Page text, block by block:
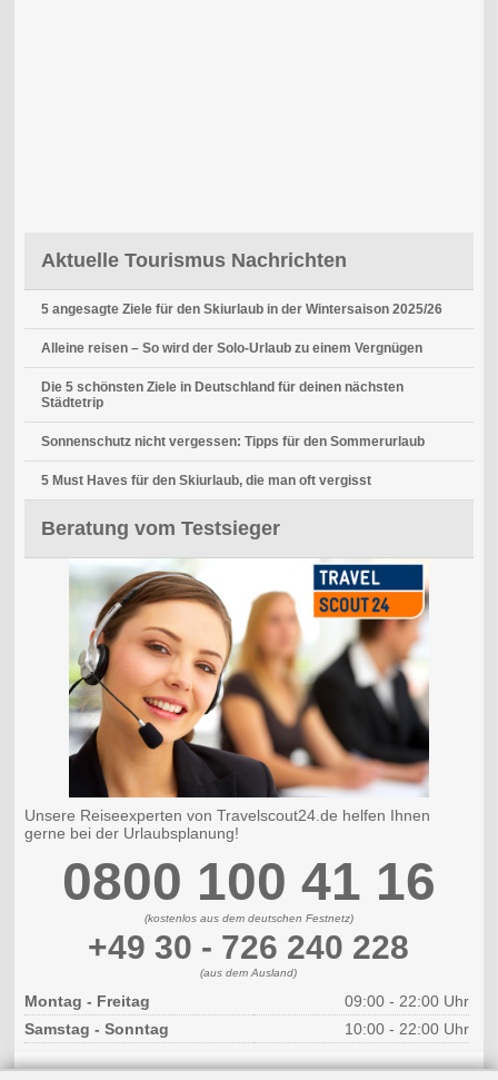
Aktuelle Tourismus Nachrichten
5 angesagte Ziele für den Skiurlaub in der Wintersaison 2025/26
Alleine reisen – So wird der Solo-Urlaub zu einem Vergnügen
Die 5 schönsten Ziele in Deutschland für deinen nächsten
Städtetrip
Sonnenschutz nicht vergessen: Tipps für den Sommerurlaub
5 Must Haves für den Skiurlaub, die man oft vergisst
Beratung vom Testsieger
Unsere Reiseexperten von Travelscout24.de helfen Ihnen
gerne bei der Urlaubsplanung!
0800 100 41 16
(kostenlos aus dem deutschen Festnetz)
+49 30 - 726 240 228
(aus dem Ausland)
Montag - Freitag
09:00 - 22:00 Uhr
Samstag - Sonntag
10:00 - 22:00 Uhr